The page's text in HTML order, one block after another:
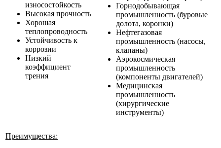
износостойкость
Высокая прочность
Хорошая
теплопроводность
Устойчивость к
коррозии
Низкий
коэффициент
трения
Горнодобывающая
промышленность (буровые
долота, коронки)
Нефтегазовая
промышленность (насосы,
клапаны)
Аэрокосмическая
промышленность
(компоненты двигателей)
Медицинская
промышленность
(хирургические
инструменты)
Преимущества: